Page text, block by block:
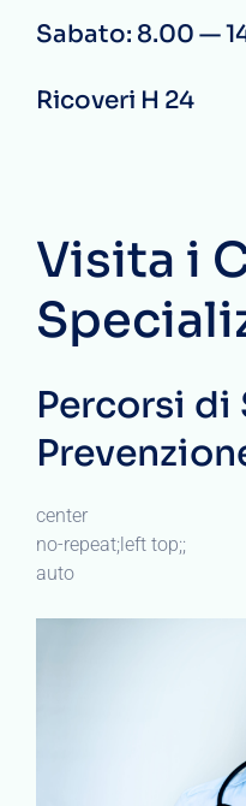
Sabato: 8.00 —
Ricoveri H 24
Visita i
Percorsi di
center
no-repeat;left top;;
auto